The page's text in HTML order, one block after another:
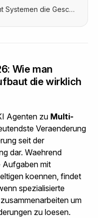
Systemen die
Wie man
die wirklich
Agenten zu Multi-
Veraenderung
seit der
dar. Waehrend
Aufgaben mit
koennen, findet
spezialisierte
um
zu loesen.